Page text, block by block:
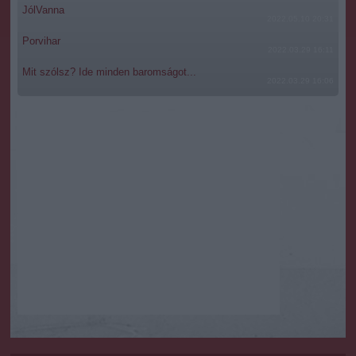
JólVanna
Porvihar
Mit szólsz? Ide minden baromságot...